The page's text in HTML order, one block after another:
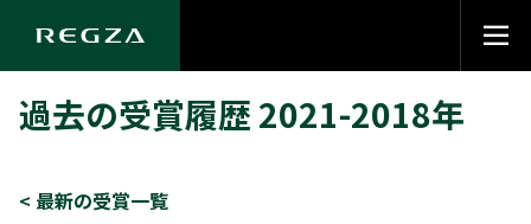
過去の受賞履歴 2021-2018年
< 最新の受賞一覧